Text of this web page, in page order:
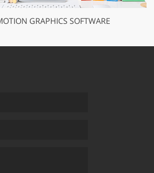
GRAPHICS SOFTWARE